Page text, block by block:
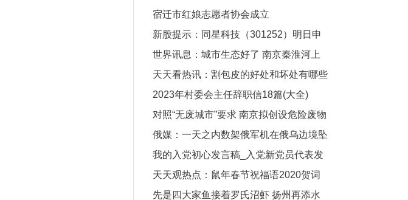
话“文学与人生”-世界观点
宿迁市红娘志愿者协会成立
新股提示：同星科技（301252）明日申
购
世界讯息：城市生态好了 南京秦淮河上
群鸟飞舞
天天看热讯：割包皮的好处和坏处有哪些
图片_割包皮的好处和坏处有哪些
2023年村委会主任辞职信18篇(大全)
对照“无废城市”要求 南京拟创设危险废物
跨区域处置生态补偿制度_每日短讯
俄媒：一天之内数架俄军机在俄乌边境坠
毁_热点在线
我的入党初心发言稿_入党新党员代表发
言稿_天天速看料
天天观热点：鼠年春节祝福语2020贺词
_2020贺词大全
先是四大家鱼接着罗氏沼虾 扬州再添水